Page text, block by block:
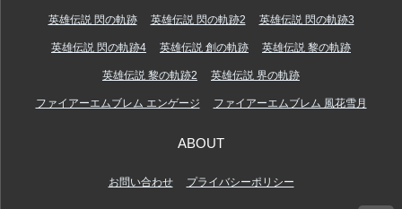
英雄伝説 閃の軌跡 英雄伝説 閃の軌跡2 英雄伝説 閃の軌跡3
英雄伝説 閃の軌跡4 英雄伝説 創の軌跡 英雄伝説 黎の軌跡
英雄伝説 黎の軌跡2 英雄伝説 界の軌跡
ファイアーエムブレム エンゲージ ファイアーエムブレム 風花雪月
ABOUT
お問い合わせ プライバシーポリシー